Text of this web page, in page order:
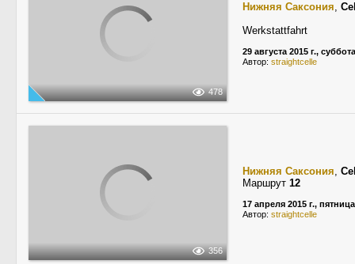
478
Нижняя Саксония,
Werkstattfahrt
29 августа 2015 г., суббота
Автор: straightcelle
356
Нижняя Саксония,
Маршрут 12
17 апреля 2015 г., пятница
Автор: straightcelle